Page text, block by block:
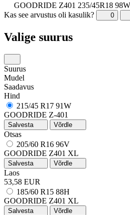
GOODRIDE Z401 235/45R18
Kas see arvustus oli kasulik?
0
Valige suurus
Suurus
Mudel
Saadavus
Hind
215/45 R17 91W
GOODRIDE Z-401
Salvesta Võrdle
Otsas
205/60 R16 96V
GOODRIDE Z401 XL
Salvesta Võrdle
Laos
53,58 EUR
185/60 R15 88H
GOODRIDE Z401 XL
Salvesta Võrdle